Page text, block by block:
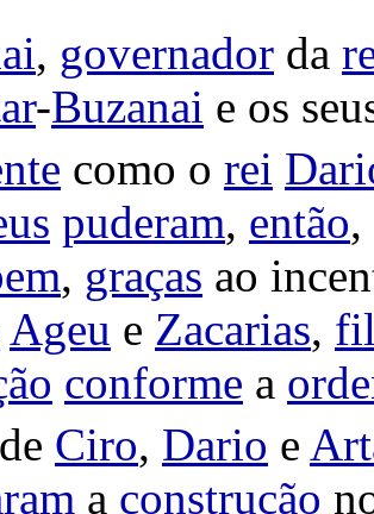
, governador da
-Buzanai e os
como o rei
puderam, então,
, graças ao
Ageu e Zacarias,
conforme a
de Ciro, Dario e
a construção